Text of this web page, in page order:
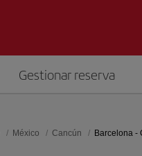
Gestionar reserva
México Cancún Barcelona -